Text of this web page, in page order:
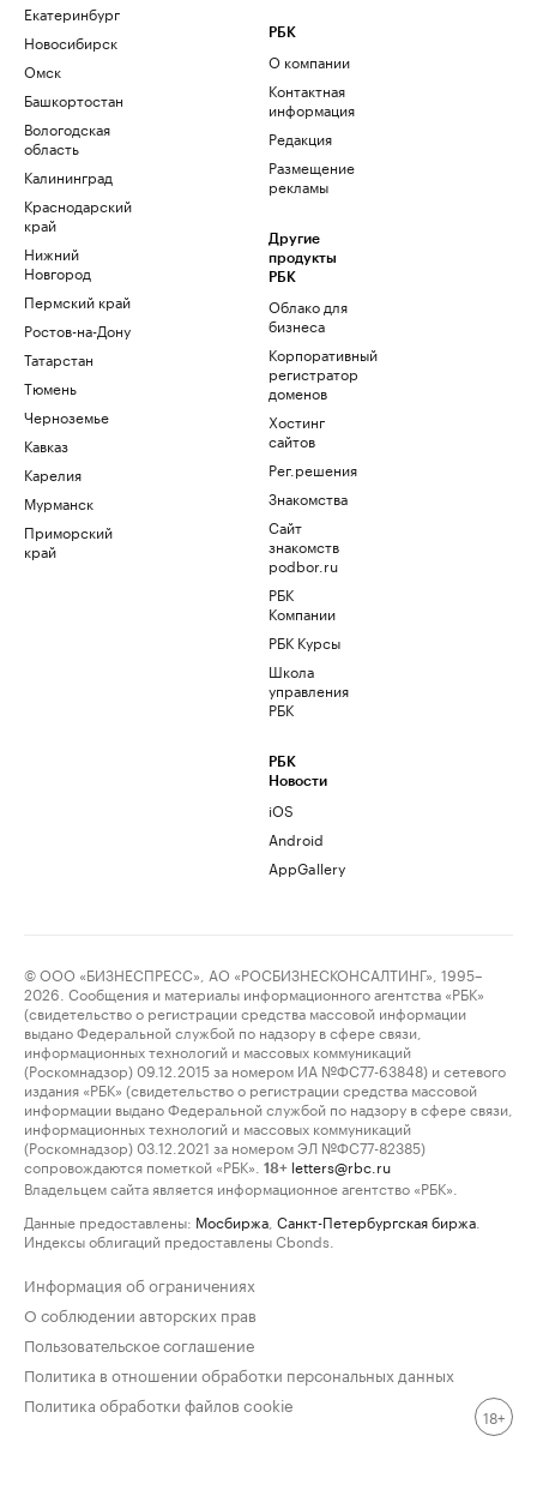
Екатеринбург
Новосибирск
Омск
Башкортостан
Вологодская
область
Калининград
Краснодарский
край
Нижний
Новгород
Пермский край
Ростов-на-Дону
Татарстан
Тюмень
Черноземье
Кавказ
Карелия
Мурманск
Приморский
край
РБК
О компании
Контактная
информация
Редакция
Размещение
рекламы
Другие
продукты
РБК
Облако для
бизнеса
Корпоративный
регистратор
доменов
Хостинг
сайтов
Рег.решения
Знакомства
Сайт
знакомств
podbor.ru
РБК
Компании
РБК Курсы
Школа
управления
РБК
РБК
Новости
iOS
Android
AppGallery
© ООО «БИЗНЕСПРЕСС», АО «РОСБИЗНЕСКОНСАЛТИНГ», 1995–
2026. Сообщения и материалы информационного агентства «РБК»
(свидетельство о регистрации средства массовой информации
выдано Федеральной службой по надзору в сфере связи,
информационных технологий и массовых коммуникаций
(Роскомнадзор) 09.12.2015 за номером ИА №ФС77-63848) и сетевого
издания «РБК» (свидетельство о регистрации средства массовой
информации выдано Федеральной службой по надзору в сфере связи,
информационных технологий и массовых коммуникаций
(Роскомнадзор) 03.12.2021 за номером ЭЛ №ФС77-82385)
сопровождаются пометкой «РБК».
18+ letters@rbc.ru
Владельцем сайта является информационное агентство «РБК».
Данные предоставлены: Мосбиржа Санкт-Петербургская биржа
Индексы облигаций предоставлены Cbonds.
Информация об ограничениях
О соблюдении авторских прав
Пользовательское соглашение
Политика в отношении обработки персональных данных
Политика обработки файлов cookie
18+